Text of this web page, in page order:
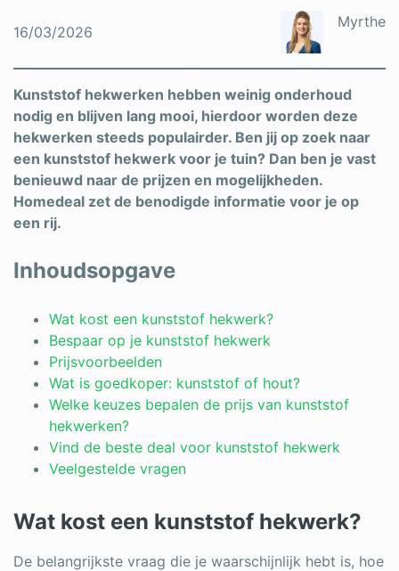
Vloeren
Vochtbestrijding
Warmtepomp
Zonnepanelen
Zonwering
Bent u een vakspecialist?
Log in
16/03/2026
Myrthe
Kunststof hekwerken hebben weinig onderhoud
nodig en blijven lang mooi, hierdoor worden deze
hekwerken steeds populairder. Ben jij op zoek naar
een kunststof hekwerk voor je tuin? Dan ben je vast
benieuwd naar de prijzen en mogelijkheden.
Homedeal zet de benodigde informatie voor je op
een rij.
Inhoudsopgave
Wat kost een kunststof hekwerk?
Bespaar op je kunststof hekwerk
Prijsvoorbeelden
Wat is goedkoper: kunststof of hout?
Welke keuzes bepalen de prijs van kunststof
hekwerken?
Vind de beste deal voor kunststof hekwerk
Veelgestelde vragen
Wat kost een kunststof hekwerk?
De belangrijkste vraag die je waarschijnlijk hebt is, hoe